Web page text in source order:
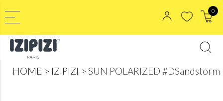
0
HOME IZIPIZI SUN POLARIZED #DSandstorm